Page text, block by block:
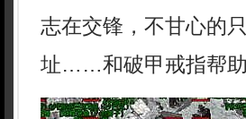
志在交锋，不甘心的
址……和破甲戒指帮